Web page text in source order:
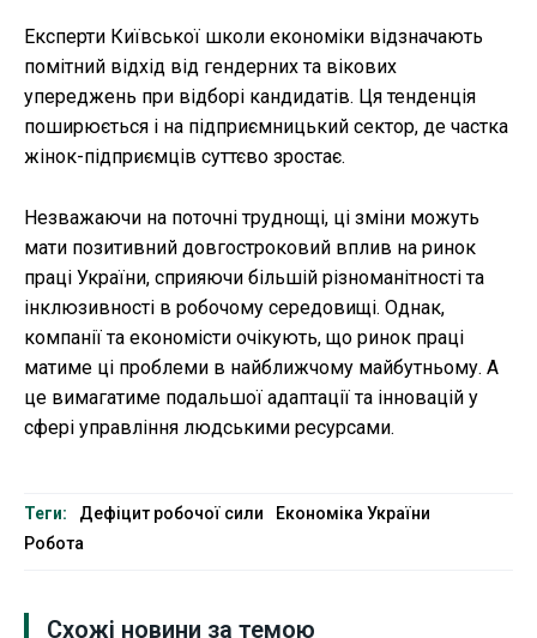
Експерти Київської школи економіки відзначають
помітний відхід від гендерних та вікових
упереджень при відборі кандидатів. Ця тенденція
поширюється і на підприємницький сектор, де частка
жінок-підприємців суттєво зростає.
Незважаючи на поточні труднощі, ці зміни можуть
мати позитивний довгостроковий вплив на ринок
праці України, сприяючи більшій різноманітності та
інклюзивності в робочому середовищі. Однак,
компанії та економісти очікують, що ринок праці
матиме ці проблеми в найближчому майбутньому. А
це вимагатиме подальшої адаптації та інновацій у
сфері управління людськими ресурсами.
Теги: Дефіцит робочої сили
Економіка України
Робота
Схожі новини за темою